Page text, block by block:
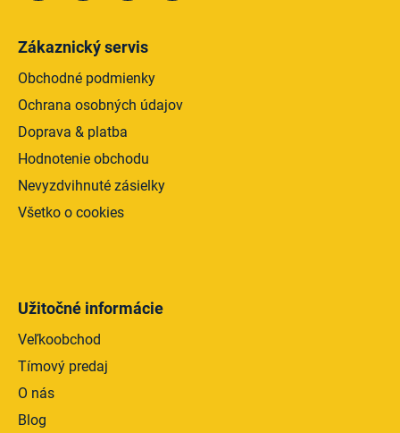
Zákaznický servis
Obchodné podmienky
Ochrana osobných údajov
Doprava & platba
Hodnotenie obchodu
Nevyzdvihnuté zásielky
Všetko o cookies
Užitočné informácie
Veľkoobchod
Tímový predaj
O nás
Blog